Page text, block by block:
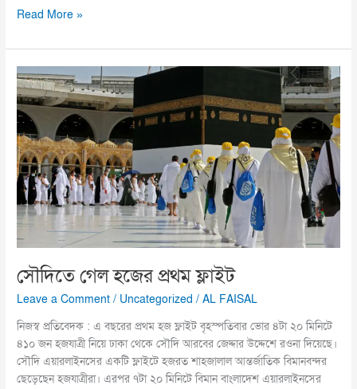
Read More »
সৌদিতে গেল হজের প্রথম ফ্লাইট
Leave a Comment / Uncategorized /AL FAISAL
নিজস্ব প্রতিবেদক : এ বছরের প্রথম হজ ফ্লাইট বৃহস্পতিবার ভোর ৪টা ২০ মিনিটে
৪১০ জন হজযাত্রী নিয়ে ঢাকা থেকে সৌদি আরবের জেদ্দার উদ্দেশে রওনা দিয়েছে।
সৌদি এয়ারলাইনসের একটি ফ্লাইটে হজরত শাহজালাল আন্তর্জাতিক বিমানবন্দর
ছেড়েছেন হজযাত্রীরা। এরপর ৭টা ২০ মিনিটে বিমান বাংলাদেশ এয়ারলাইনসের
সৌদিতে
গেল
হজের
প্রথম
ফ্লাইট